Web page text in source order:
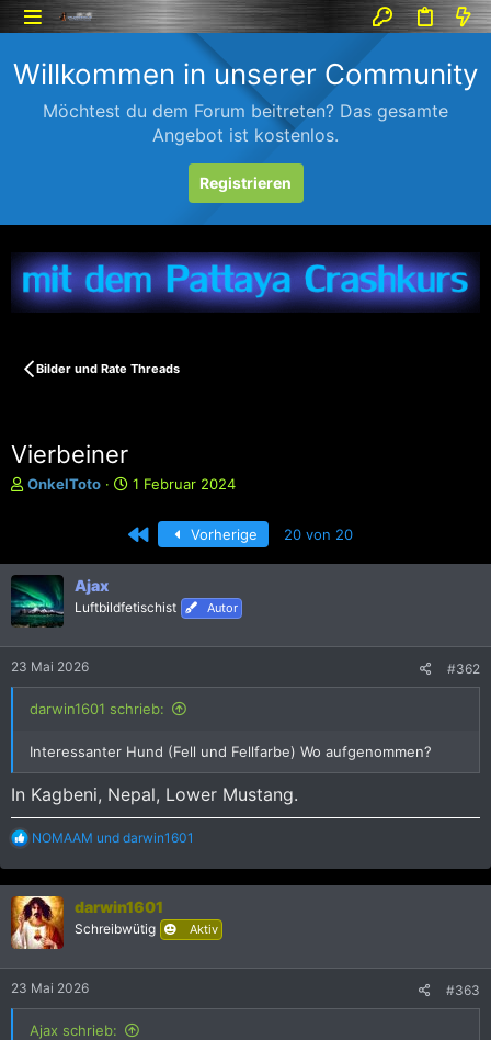
Willkommen in unserer Community
Möchtest du dem Forum beitreten? Das gesamte
Angebot ist kostenlos.
Registrieren
Bilder und Rate Threads
Vierbeiner
E
e
l
l
e
OnkelToto
E
t
e
l
1 Februar 2024
Erste Vorherige 20 von 20
Ajax
Luftbildfetischist Autor
23 Mai 2026 #362
darwin1601 schrieb:
Interessanter Hund (Fell und Fellfarbe) Wo aufgenommen?
In Kagbeni, Nepal, Lower Mustang.
R
a
k
t
i
o
n
:
NOMAAM und darwin1601
darwin1601
Schreibwütig Aktiv
23 Mai 2026 #363
Ajax schrieb: